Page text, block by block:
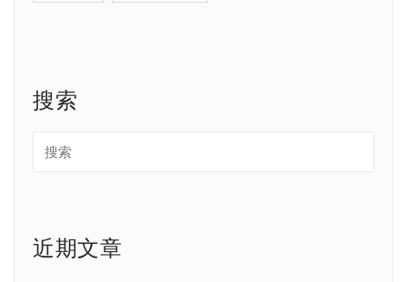
搜索
近期文章